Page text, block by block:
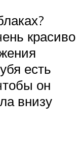
красиво
есть
он
внизу